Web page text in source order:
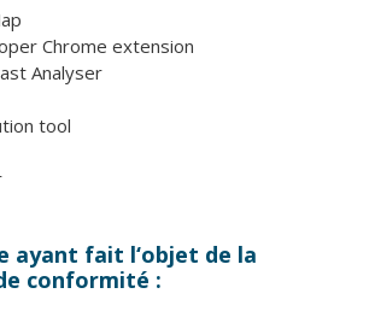
Chrome extension
Analyser
tool
ayant fait l‘objet de la
conformité :